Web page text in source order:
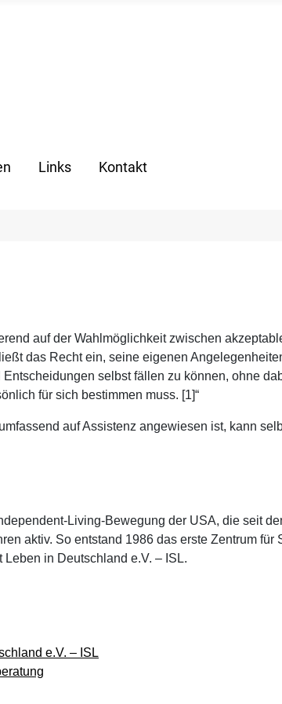
Links Kontakt
auf der Wahlmöglichkeit zwischen
das Recht ein, seine eigenen
selbst fällen zu können, ohne
für sich bestimmen muss. [1]“
auf Assistenz angewiesen ist, kann
Living-Bewegung der USA, die seit
aktiv. So entstand 1986 das erste Zentrum
in Deutschland e.V. – ISL.
e.V. – ISL